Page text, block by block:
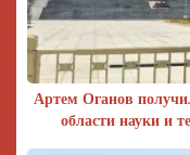
Артем Оганов
области науки и